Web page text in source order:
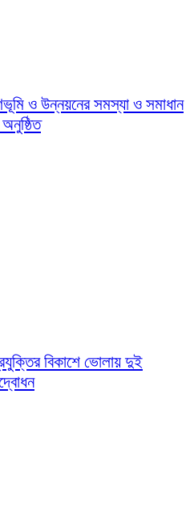
ও উন্নয়নের সমস্যা ও সমাধান
বিকাশে ভোলায় দুই